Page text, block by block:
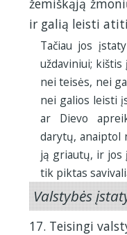
ir galią leisti
Tačiau jos
uždaviniui;
nei teisės, nei
nei galios leisti
ar Dievo
darytų, anaiptol
ją griautų, ir jos
tik piktas
Valstybės
17. Teisingi